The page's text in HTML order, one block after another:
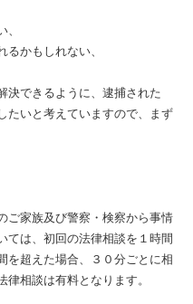
かもしれない、
決できるように、逮捕された
たいと考えていますので、まず
ご家族及び警察・検察から事情
ては、初回の法律相談を１時間
超えた場合、３０分ごとに相
相談は有料となります。